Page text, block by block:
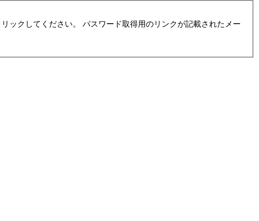
ックしてください。 パスワード取得用のリンクが記載されたメー